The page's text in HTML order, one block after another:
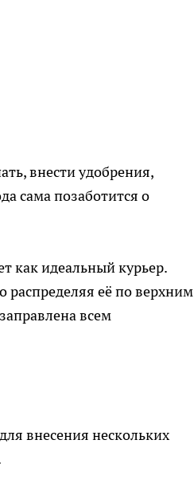
внести удобрения,
сама позаботится о
как идеальный курьер.
распределяя её по верхним
всем
внесения нескольких